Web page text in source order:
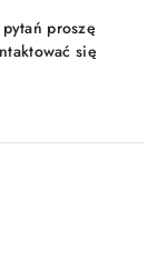
proszę
się